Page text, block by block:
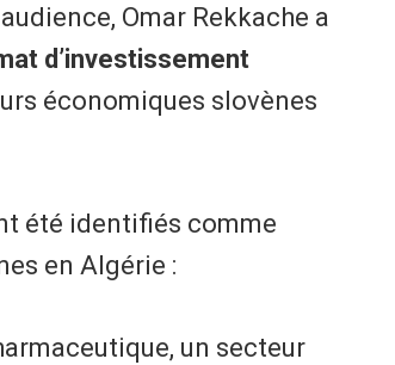
Omar Rekkache a
d’investissement
économiques slovènes
été identifiés comme
en Algérie :
un secteur